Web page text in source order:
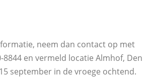
neem dan contact op met
8844 en vermeld locatie Almhof, Den
september in de vroege ochtend.